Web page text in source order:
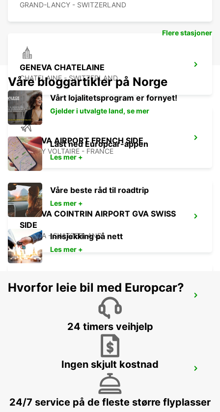
GRAND-LANCY - SWITZERLAND
GENEVA CHATELAINE
CHATELAINE - SWITZERLAND
GENEVA AIRPORT FRENCH SIDE
FERNEY VOLTAIRE - FRANCE
GENEVA COINTRIN AIRPORT GVA SWISS
SIDE
GENEVA - SWITZERLAND
VERNIER - SWITZERLAND
Flere stasjoner
Våre bloggartikler på Norge
Vårt lojalitetsprogram er fornyet!
Gjelder i utvalgte land, se mer
Last ned Europcar-appen
Les mer +
Våre beste råd til roadtrip
Les mer +
Innsjekking på nett
Les mer +
Hvorfor leie bil med Europcar?
24 timers veihjelp
Ingen skjult kostnad
24/7 service på de fleste større flyplasser